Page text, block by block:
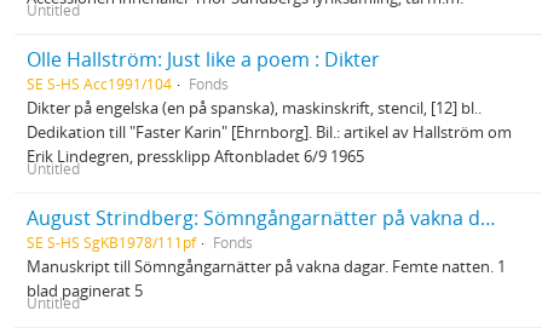
Untitled
Olle Hallström: Just like a poem : Dikter
SE S-HS Acc1991/104 Fonds
Dikter på engelska (en på spanska), maskinskrift, stencil, [12] bl..
Dedikation till "Faster Karin" [Ehrnborg]. Bil.: artikel av Hallström om
Erik Lindegren, pressklipp Aftonbladet 6/9 1965
Untitled
August Strindberg: Sömngångarnätter på vakna dagar
SE S-HS SgKB1978/111pf Fonds
Manuskript till Sömngångarnätter på vakna dagar. Femte natten. 1
blad paginerat 5
Untitled